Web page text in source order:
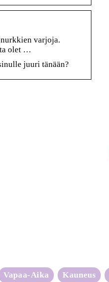
varjoja.
olet …
juuri tänään?
Vapaa-Aika Kauneus